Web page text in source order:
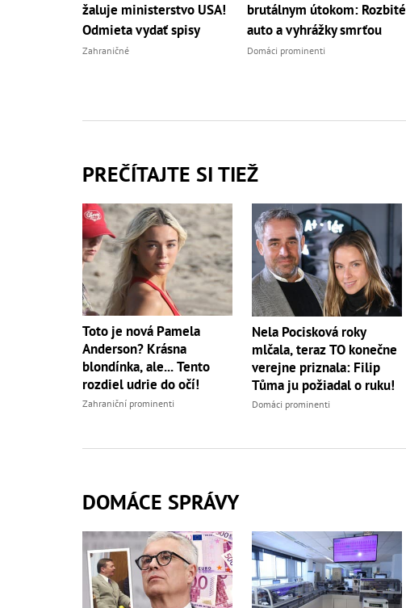
žaluje ministerstvo USA!
Odmieta vydať spisy
Zahraničné
brutálnym útokom: Rozbité
auto a vyhrážky smrťou
Domáci prominenti
PREČÍTAJTE SI TIEŽ
Toto je nová Pamela
Anderson? Krásna
blondínka, ale... Tento
rozdiel udrie do očí!
Zahraniční prominenti
Nela Pocisková roky
mlčala, teraz TO konečne
verejne priznala: Filip
Tůma ju požiadal o ruku!
Domáci prominenti
DOMÁCE SPRÁVY